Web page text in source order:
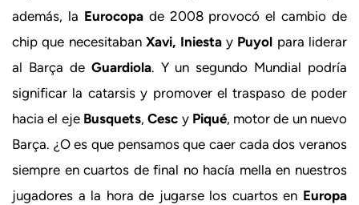
además, la Eurocopade 2008 provocó el cambio de
chip que necesitabanXavi, Iniestay Puyol para liderar
al Barça de Guardiola. Y un segundo Mundial podría
significar la catarsis y promover el traspaso de poder
hacia el eje Busquets,Cesc y Piqué, motor de un nuevo
Barça. ¿O es que pensamos que caer cada dos veranos
siempre en cuartos de final no hacía mella en nuestros
jugadores a la hora de jugarse los cuartos en Europa